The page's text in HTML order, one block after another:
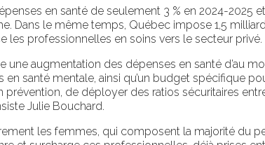
en santé de seulement 3 % en 2024-2025
Dans le même temps, Québec impose 1,5
professionnelles en soins vers le secteur privé.
une augmentation des dépenses en santé d’au
santé mentale, ainsi qu’un budget spécifique
prévention, de déployer des ratios sécuritaires
Julie Bouchard.
les femmes, qui composent la majorité du